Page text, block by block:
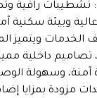
تشطيبات راقية
وبيئة سكنية
الخدمات ويتميز
تصاميم داخلية
آمنة، وسهولة
مزودة بمزايا